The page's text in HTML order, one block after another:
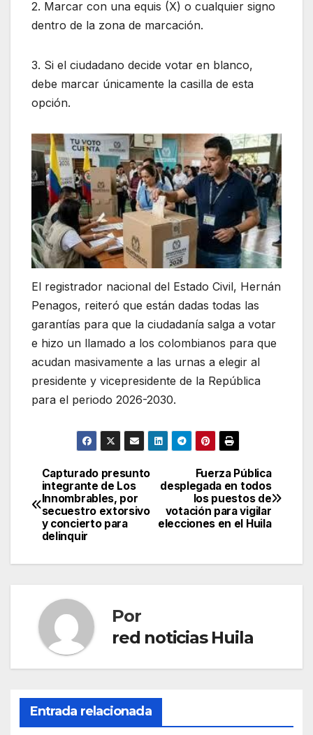
2. Marcar con una equis (X) o cualquier signo
dentro de la zona de marcación.
3. Si el ciudadano decide votar en blanco,
debe marcar únicamente la casilla de esta
opción.
El registrador nacional del Estado Civil, Hernán
Penagos, reiteró que están dadas todas las
garantías para que la ciudadanía salga a votar
e hizo un llamado a los colombianos para que
acudan masivamente a las urnas a elegir al
presidente y vicepresidente de la República
para el periodo 2026-2030.
Navegación
de
entradas
Fuerza Pública
desplegada en todos
los puestos de
votación para vigilar
elecciones en el Huila
Capturado presunto
integrante de Los
Innombrables, por
secuestro extorsivo
y concierto para
delinquir
Por
red noticias Huila
Entrada relacionada